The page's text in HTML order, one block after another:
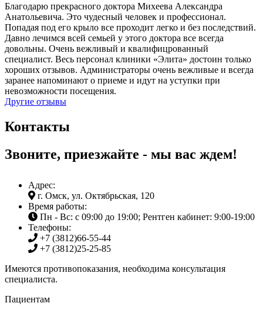
Благодарю прекрасного доктора Михеева Александра
Анатольевича. Это чудесный человек и профессионал.
Попадая под его крыло все проходит легко и без последствий.
Давно лечимся всей семьей у этого доктора все всегда
довольны. Очень вежливый и квалифицрованный
специалист. Весь персонал клиники «Элита» достоин только
хороших отзывов. Администраторы очень вежливые и всегда
заранее напоминают о приеме и идут на уступки при
невозможности посещения.
Другие отзывы
Контакты
Звоните, приезжайте - мы вас ждем!
Адрес:
г. Омск, ул. Октябрьская, 120
Время работы:
Пн - Вс: с 09:00 до 19:00; Рентген кабинет: 9:00-19:00
Телефоны:
+7 (3812)66-55-44
+7 (3812)25-25-85
Имеются противопоказания, необходима консультация
специалиста.
Пациентам